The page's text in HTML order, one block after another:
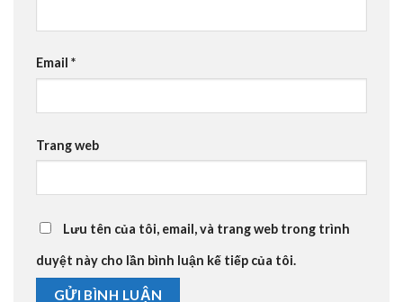
Email *
Trang web
Lưu tên của tôi, email, và trang web trong trình
duyệt này cho lần bình luận kế tiếp của tôi.